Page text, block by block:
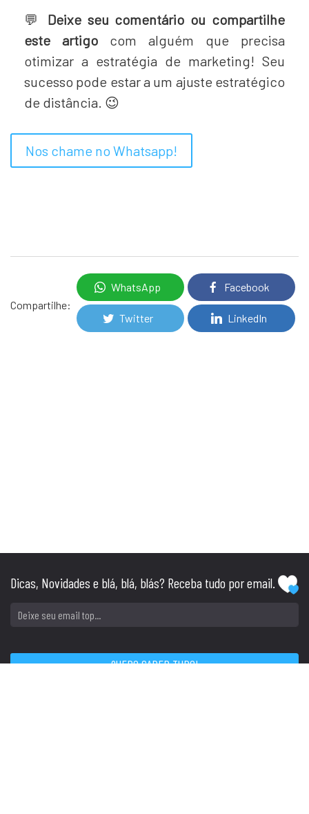
💬 Deixe seu comentário ou compartilhe
este artigo com alguém que precisa
otimizar a estratégia de marketing! Seu
sucesso pode estar a um ajuste estratégico
de distância. 😉
Nos chame no Whatsapp!
Compartilhe:
WhatsApp Facebook
Twitter LinkedIn
Dicas, Novidades e blá, blá, blás? Receba tudo por email.